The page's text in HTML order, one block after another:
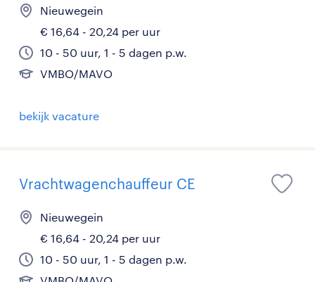
Nieuwegein
€ 16,64 - 20,24 per uur
10 - 50 uur, 1 - 5 dagen p.w.
VMBO/MAVO
bekijk vacature
Vrachtwagenchauffeur CE
Nieuwegein
€ 16,64 - 20,24 per uur
10 - 50 uur, 1 - 5 dagen p.w.